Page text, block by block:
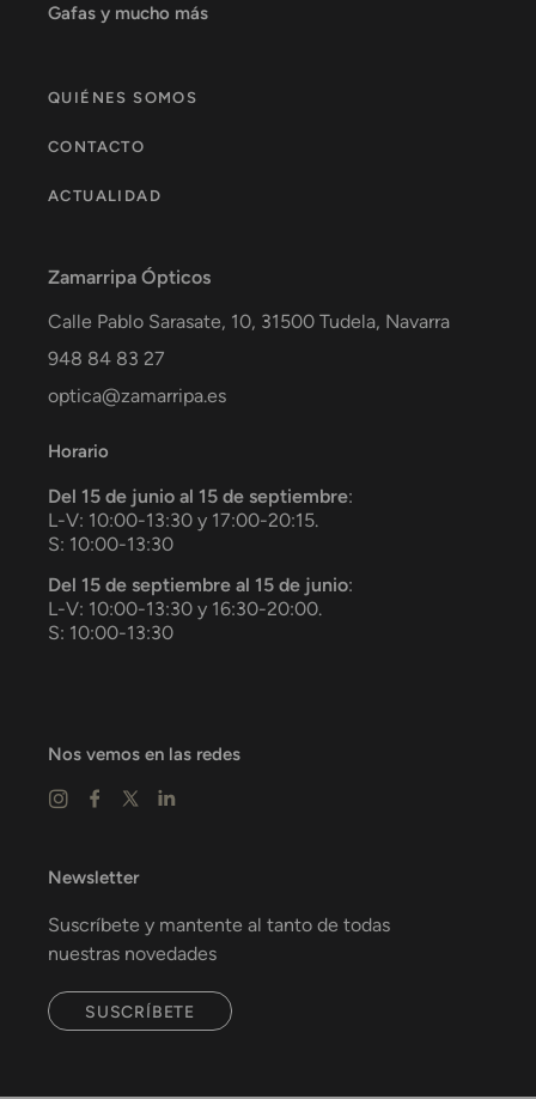
Gafas y mucho más
QUIÉNES SOMOS
CONTACTO
ACTUALIDAD
Zamarripa Ópticos
Calle Pablo Sarasate, 10, 31500 Tudela, Navarra
948 84 83 27
optica@zamarripa.es
Horario
Del 15 de junio al 15 de septiembre:
L-V: 10:00-13:30 y 17:00-20:15.
S: 10:00-13:30
Del 15 de septiembre al 15 de junio:
L-V: 10:00-13:30 y 16:30-20:00.
S: 10:00-13:30
Nos vemos en las redes
Newsletter
Suscríbete y mantente al tanto de todas
nuestras novedades
SUSCRÍBETE